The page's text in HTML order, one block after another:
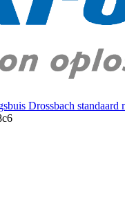
Drossbach standaard